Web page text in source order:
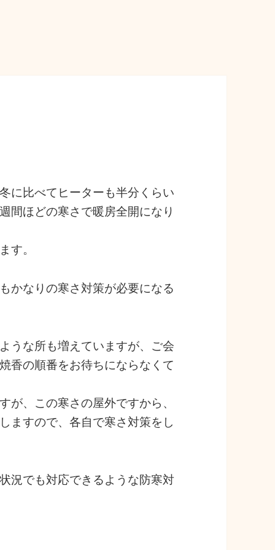
に比べてヒーターも半分くらい
間ほどの寒さで暖房全開になり
す。
かなりの寒さ対策が必要になる
うな所も増えていますが、ご会
香の順番をお待ちにならなくて
、この寒さの屋外ですから、
ますので、各自で寒さ対策をし
況でも対応できるような防寒対